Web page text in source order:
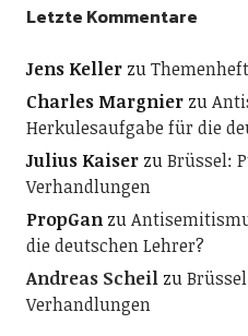
Letzte Kommentare
Jens Kellerzu
Charles Margnierzu
Herkulesaufgabe für die
Julius KaiserzuBrüssel:
Verhandlungen
PropGanzu
die deutschen Lehrer?
Andreas Scheilzu
Verhandlungen